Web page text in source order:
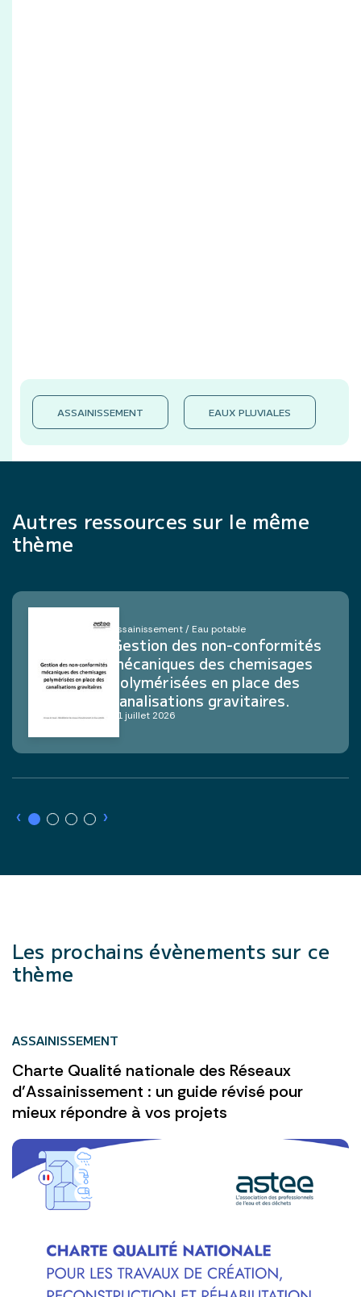
ASSAINISSEMENT EAUX PLUVIALES
Autres ressources sur le même
thème
Assainissement / Eau potable
Gestion des non-conformités
mécaniques des chemisages
polymérisées en place des
canalisations gravitaires.
21 juillet 2026
› ›
Les prochains évènements sur ce
thème
ASSAINISSEMENT
Charte Qualité nationale des Réseaux
d’Assainissement : un guide révisé pour
mieux répondre à vos projets